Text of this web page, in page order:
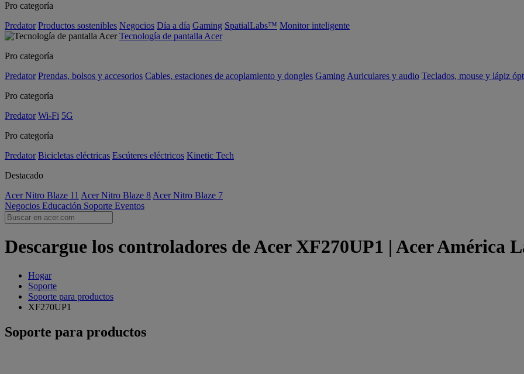
Pro categoría
Predator Productos sostenibles Negocios Día a día Gaming SpatialLabs™ Monitor inteligente
Tecnología de pantalla Acer
Pro categoría
Predator Prendas, bolsos y accesorios Cables, estaciones de acoplamiento y dongles Gaming Auriculares y audio Teclados, mouse y lápiz
Pro categoría
Predator Wi-Fi 5G
Pro categoría
Predator Bicicletas eléctricas Escúteres eléctricos Kinetic Tech
Destacado
Acer Nitro Blaze 11 Acer Nitro Blaze 8 Acer Nitro Blaze 7
Negocios Educación Soporte Eventos
Descargue los controladores de Acer XF270UP1 | Acer América
Hogar
Soporte
Soporte para productos
XF270UP1
Soporte para productos